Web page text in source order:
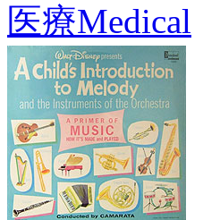
医療Medical